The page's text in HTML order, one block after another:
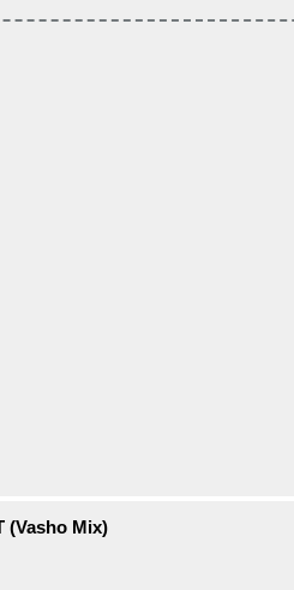
(Vasho Mix)